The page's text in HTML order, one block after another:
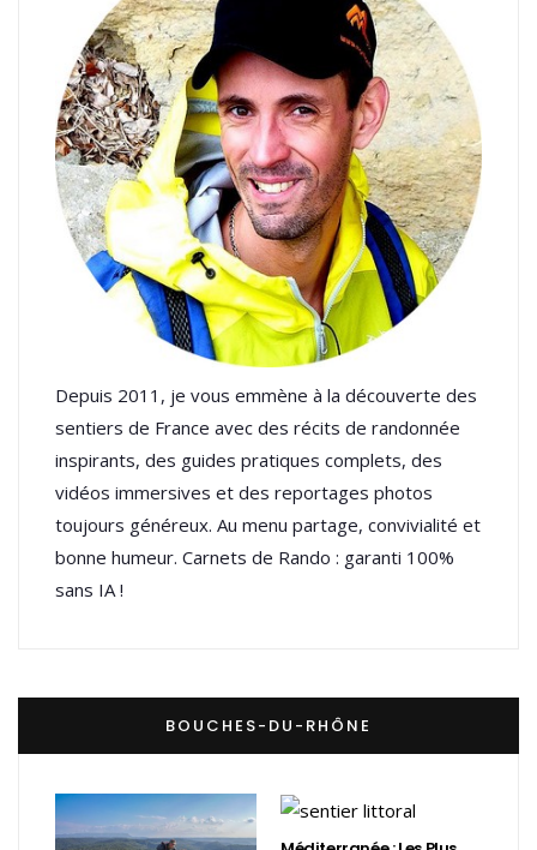
Depuis 2011, je vous emmène à la découverte des
sentiers de France avec des récits de randonnée
inspirants, des guides pratiques complets, des
vidéos immersives et des reportages photos
toujours généreux. Au menu partage, convivialité et
bonne humeur. Carnets de Rando : garanti 100%
sans IA !
BOUCHES-DU-RHÔNE